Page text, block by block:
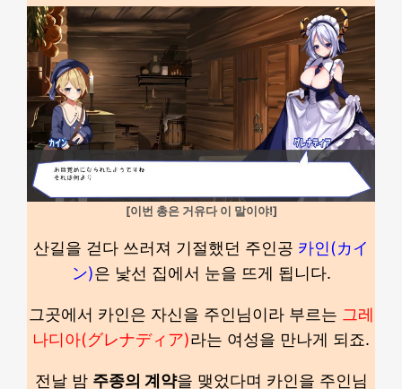
[이번 총은 거유다 이 말이야!]
산길을 걷다 쓰러져 기절했던 주인공 카인(カイ
ン)은 낯선 집에서 눈을 뜨게 됩니다.
그곳에서 카인은 자신을 주인님이라 부르는 그레
나디아(グレナディア)라는 여성을 만나게 되죠.
전날 밤 주종의 계약을 맺었다며 카인을 주인님